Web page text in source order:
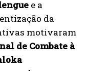
e a
da
motivaram
de Combate à